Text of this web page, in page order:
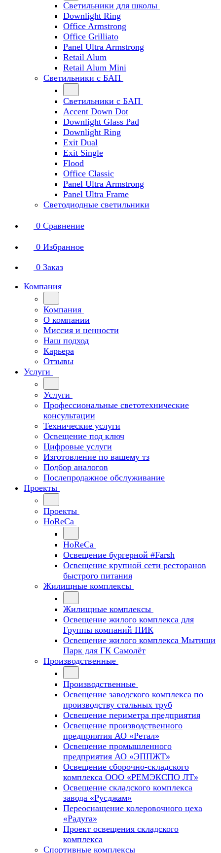
Светильники для школы
Downlight Ring
Office Armstrong
Office Grilliato
Panel Ultra Armstrong
Retail Alum
Retail Alum Mini
Светильники с БАП
Светильники с БАП
Accent Down Dot
Downlight Glass Pad
Downlight Ring
Exit Dual
Exit Single
Flood
Office Classic
Panel Ultra Armstrong
Panel Ultra Frame
Светодиодные светильники
0 Сравнение
0 Избранное
0 Заказ
Компания
Компания
О компании
Миссия и ценности
Наш подход
Карьера
Отзывы
Услуги
Услуги
Профессиональные светотехнические
консультации
Технические услуги
Освещение под ключ
Цифровые услуги
Изготовление по вашему тз
Подбор аналогов
Послепродажное обслуживание
Проекты
Проекты
HoReCa
HoReCa
Освещение бургерной #Farsh
Освещение крупной сети ресторанов
быстрого питания
Жилищные комплексы
Жилищные комплексы
Освещение жилого комплекса для
Группы компаний ПИК
Освещение жилого комплекса Мытищи
Парк для ГК Самолёт
Производственные
Производственные
Освещение заводского комплекса по
производству стальных труб
Освещение периметра предприятия
Освещение производственного
предприятия АО «Ретал»
Освещение промышленного
предприятия АО «ЭППЖТ»
Освещение сборочно-складского
комплекса ООО «РЕМЭКСПО ЛТ»
Освещение складского комплекса
завода «Русджам»
Переоснащение колеровочного цеха
«Радуга»
Проект освещения складского
комплекса
Спортивные комплексы